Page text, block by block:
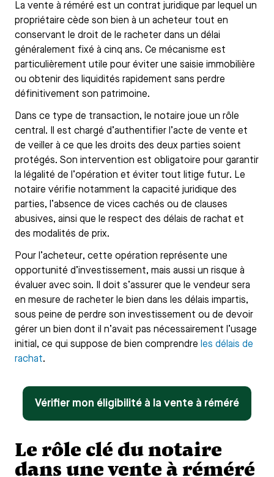
La vente à réméré est un contrat juridique par lequel un
propriétaire cède son bien à un acheteur tout en
conservant le droit de le racheter dans un délai
généralement fixé à cinq ans. Ce mécanisme est
particulièrement utile pour éviter une saisie immobilière
ou obtenir des liquidités rapidement sans perdre
définitivement son patrimoine.
Dans ce type de transaction, le notaire joue un rôle
central. Il est chargé d’authentifier l’acte de vente et
de veiller à ce que les droits des deux parties soient
protégés. Son intervention est obligatoire pour garantir
la légalité de l’opération et éviter tout litige futur. Le
notaire vérifie notamment la capacité juridique des
parties, l’absence de vices cachés ou de clauses
abusives, ainsi que le respect des délais de rachat et
des modalités de prix.
Pour l’acheteur, cette opération représente une
opportunité d’investissement, mais aussi un risque à
évaluer avec soin. Il doit s’assurer que le vendeur sera
en mesure de racheter le bien dans les délais impartis,
sous peine de perdre son investissement ou de devoir
gérer un bien dont il n’avait pas nécessairement l’usage
initial, ce qui suppose de bien comprendre les délais de
rachat.
Vérifier mon éligibilité à la vente à réméré
Le rôle clé du notaire
dans une vente à réméré